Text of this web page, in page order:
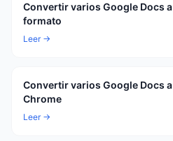
Convertir varios Google Docs
formato
Leer →
Convertir varios Google Docs
Chrome
Leer →